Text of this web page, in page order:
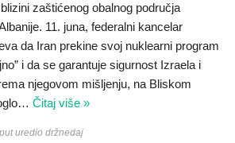
zaštićenog obalnog područja
11. juna, federalni kancelar
da Iran prekine svoj nuklearni program
i da se garantuje sigurnost Izraela i
njegovom mišljenju, na Bliskom
… Čitaj više »
uredio držnedaj